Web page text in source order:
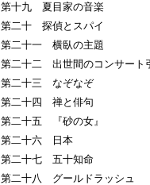
第十九 夏目家の音楽
第二十 探偵とスパイ
第二十一 横臥の主題
第二十二 出世間のコンサート
第二十三 なぞなぞ
第二十四 禅と俳句
第二十五 『砂の女』
第二十六 日本
第二十七 五十知命
第二十八 グールドラッシュ